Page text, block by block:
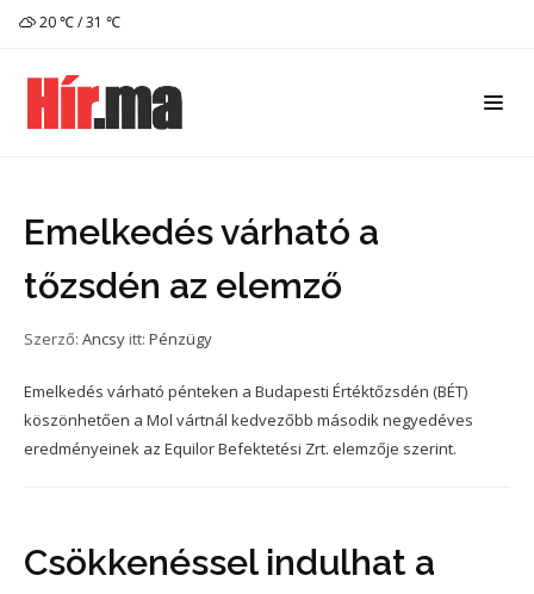
20 ℃ / 31 ℃
Emelkedés várható a
tőzsdén az elemző
Szerző: Ancsy itt: Pénzügy
Emelkedés várható pénteken a Budapesti Értéktőzsdén (BÉT)
köszönhetően a Mol vártnál kedvezőbb második negyedéves
eredményeinek az Equilor Befektetési Zrt. elemzője szerint.
Csökkenéssel indulhat a